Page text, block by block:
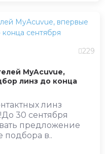
229
MyAcuvue,
линз до конца
линз
30 сентября
предложение
подбора в..